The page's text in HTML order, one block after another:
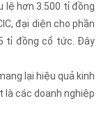
lệ hơn 3.500 tỉ đồng
đại diện cho phần
tỉ đồng cổ tức. Đây
lại hiệu quả kinh
là các doanh nghiệp